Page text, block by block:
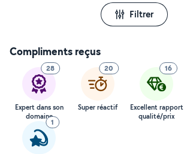
Filtrer
Compliments reçus
28
Expert dans son
domaine
20
Super réactif
16
Excellent rapport
qualité/prix
1